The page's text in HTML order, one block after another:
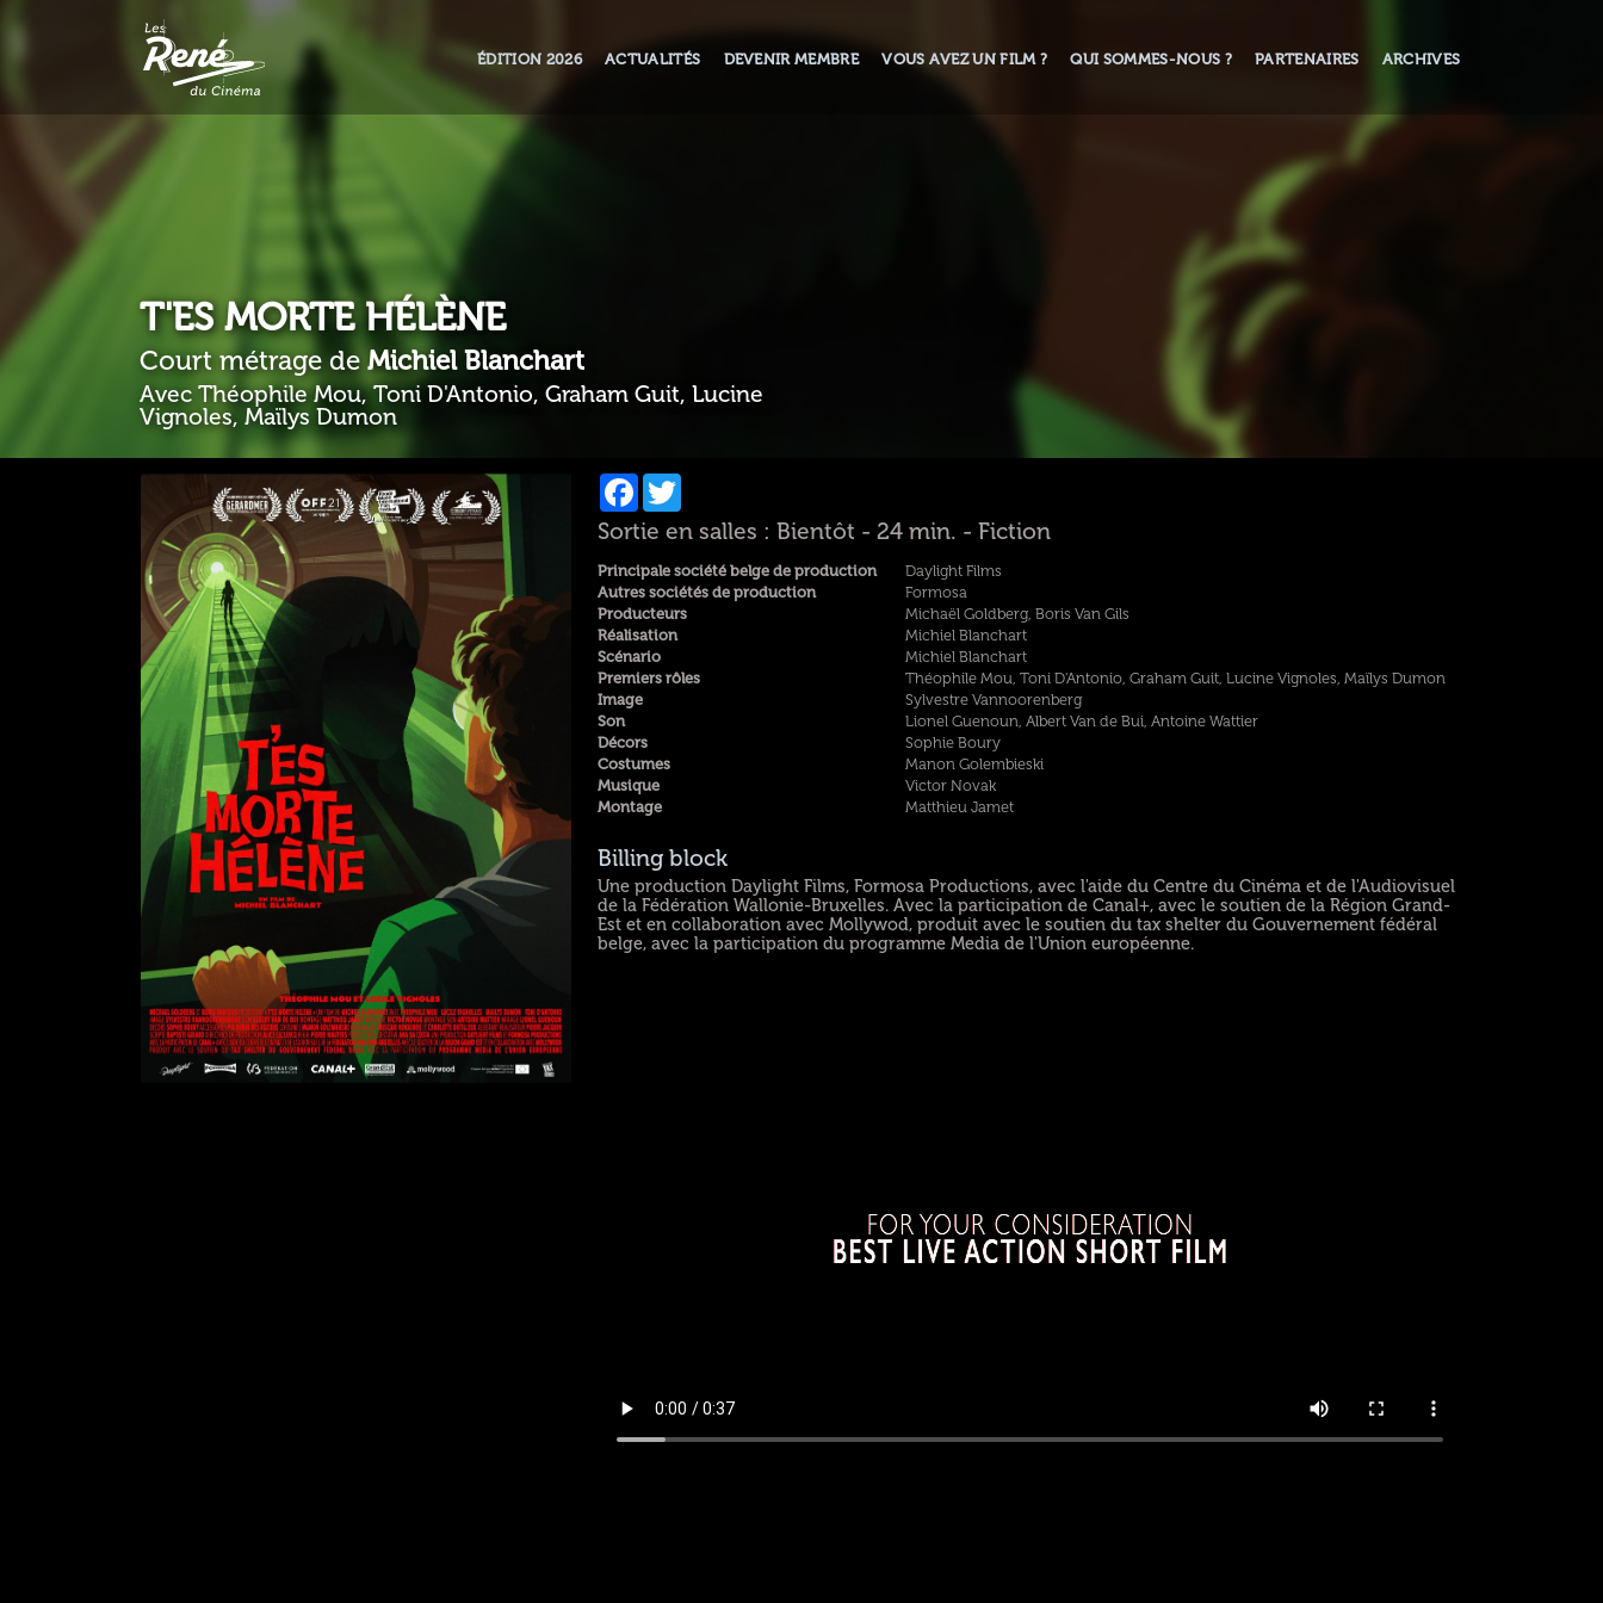
ÉDITION 2026 ACTUALITÉS DEVENIR MEMBRE VOUS AVEZ UN FILM ? QUI SOMMES-NOUS ? PARTENAIRES ARCHIVES
T'ES MORTE HÉLÈNE
Court métrage de Michiel Blanchart
Avec Théophile Mou, Toni D'Antonio, Graham Guit, Lucine
Vignoles, Maïlys Dumon
Facebook
Sortie en salles : Bientôt - 24 min. - Fiction
Principale société belge de production
Daylight Films
Autres sociétés de production
Formosa
Producteurs
Michaël Goldberg, Boris Van Gils
Réalisation
Michiel Blanchart
Scénario
Michiel Blanchart
Premiers rôles
Théophile Mou, Toni D'Antonio, Graham Guit, Lucine Vignoles, Maïlys Dumon
Image
Sylvestre Vannoorenberg
Son
Lionel Guenoun, Albert Van de Bui, Antoine Wattier
Décors
Sophie Boury
Costumes
Manon Golembieski
Musique
Victor Novak
Montage
Matthieu Jamet
Billing block
Une production Daylight Films, Formosa Productions, avec l'aide du Centre du Cinéma et de l'Audiovisuel
de la Fédération Wallonie-Bruxelles. Avec la participation de Canal+, avec le soutien de la Région Grand-
Est et en collaboration avec Mollywod, produit avec le soutien du tax shelter du Gouvernement fédéral
belge, avec la participation du programme Media de l'Union européenne.